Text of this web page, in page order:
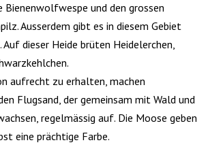
Bienenwolfwespe und den grossen
Ausserdem gibt es in diesem Gebiet
Auf dieser Heide brüten Heidelerchen,
aufrecht zu erhalten, machen
Flugsand, der gemeinsam mit Wald und
regelmässig auf. Die Moose geben
eine prächtige Farbe.